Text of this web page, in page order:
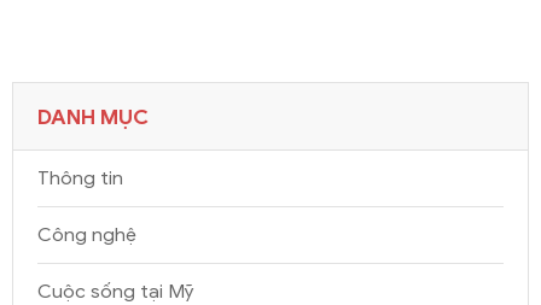
DANH MỤC
Thông tin
Công nghệ
Cuộc sống tại Mỹ